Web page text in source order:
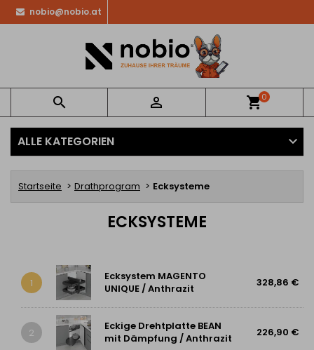
nobio@nobio.at
  shopping_cart0
ALLE KATEGORIEN
Startseite Drathprogram Ecksysteme
ECKSYSTEME
1
Ecksystem MAGENTO
UNIQUE / Anthrazit
328,86 €
2
Eckige Drehtplatte BEAN
mit Dämpfung / Anthrazit
226,90 €